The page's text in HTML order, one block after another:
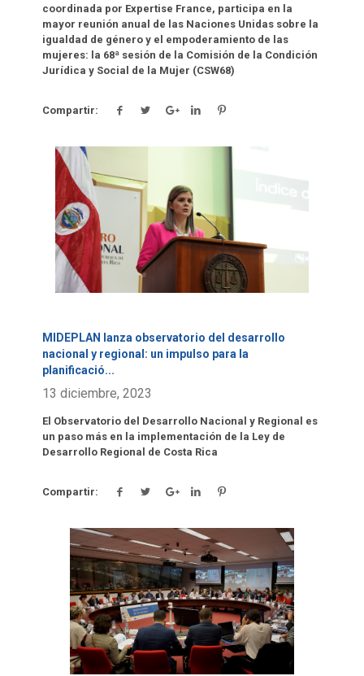
coordinada por Expertise France, participa en la
mayor reunión anual de las Naciones Unidas sobre la
igualdad de género y el empoderamiento de las
mujeres: la 68ª sesión de la Comisión de la Condición
Jurídica y Social de la Mujer (CSW68)
Compartir:
Click para leer más.
MIDEPLAN lanza observatorio del desarrollo
nacional y regional: un impulso para la
planificació...
13 diciembre, 2023
El Observatorio del Desarrollo Nacional y Regional es
un paso más en la implementación de la Ley de
Desarrollo Regional de Costa Rica
Compartir:
Click para leer más.